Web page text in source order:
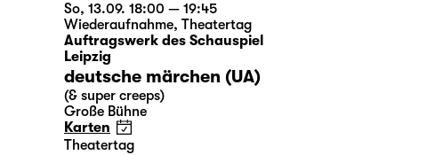
So, 13.09. 18:00 — 19:45
Wiederaufnahme, Theatertag
Auftragswerk des Schauspiel
Leipzig
deutsche märchen (UA)
(& super creeps)
Große Bühne
Karten
Theatertag